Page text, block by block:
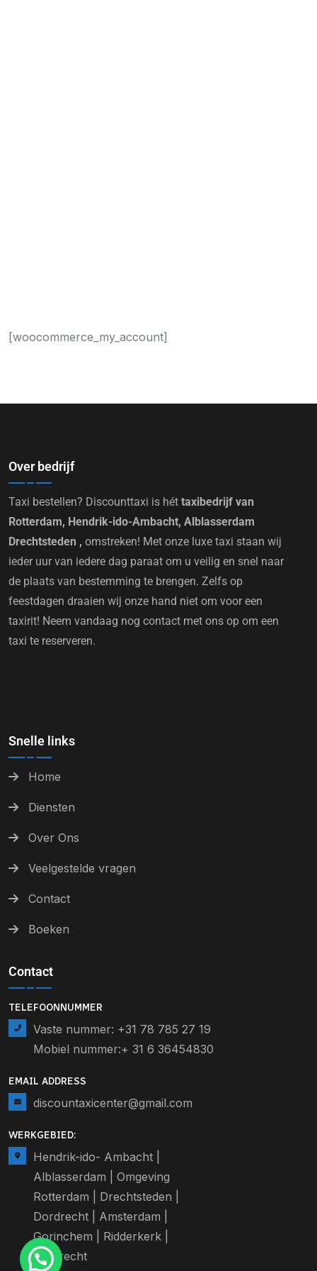
[woocommerce_my_account]
Over bedrijf
Taxi bestellen? Discounttaxi is hét taxibedrijf van
Rotterdam, Hendrik-ido-Ambacht, Alblasserdam
Drechtsteden , omstreken! Met onze luxe taxi staan wij
ieder uur van iedere dag paraat om u veilig en snel naar
de plaats van bestemming te brengen. Zelfs op
feestdagen draaien wij onze hand niet om voor een
taxirit! Neem vandaag nog contact met ons op om een
taxi te reserveren.
Snelle links
Home
Diensten
Over Ons
Veelgestelde vragen
Contact
Boeken
Contact
TELEFOONNUMMER
Vaste nummer: +31 78 785 27 19
Mobiel nummer:+ 31 6 36454830
EMAIL ADDRESS
discountaxicenter@gmail.com
WERKGEBIED:
Hendrik-ido- Ambacht |
Alblasserdam | Omgeving
Rotterdam | Drechtsteden |
Dordrecht | Amsterdam |
Gorinchem | Ridderkerk |
Sliedrecht